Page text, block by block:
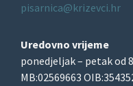
pisarnica@krizevci.hr
Uredovno vrijeme
ponedjeljak – petak od
MB:02569663